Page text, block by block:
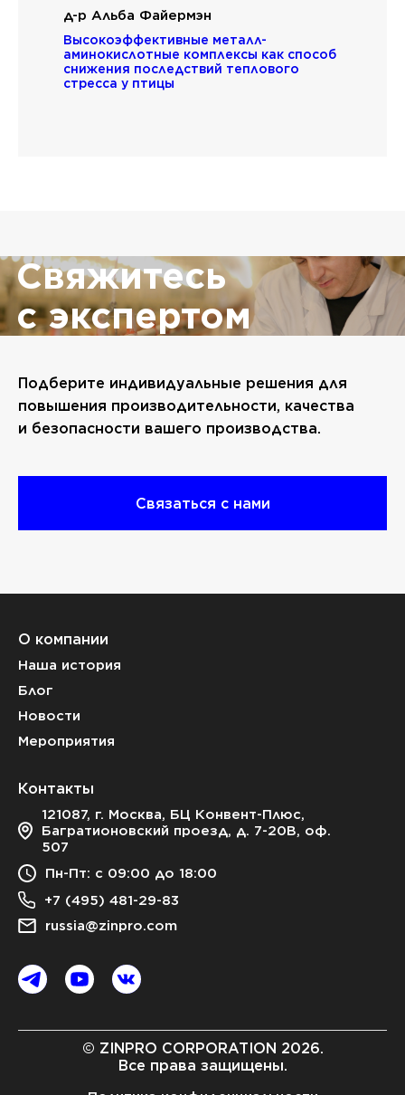
д-р Альба Файермэн
Высокоэффективные металл-
аминокислотные комплексы как способ
снижения последствий теплового
стресса у птицы
Свяжитесь
с экспертом
Подберите индивидуальные решения для
повышения производительности, качества
и безопасности вашего производства.
Связаться с нами
О компании
Наша история
Блог
Новости
Мероприятия
Контакты
121087, г. Москва, БЦ Конвент-Плюс,
Багратионовский проезд, д. 7-20В, оф.
507
Пн-Пт: с 09:00 до 18:00
+7 (495) 481-29-83
russia@zinpro.com
© ZINPRO CORPORATION 2026.
Все права защищены.